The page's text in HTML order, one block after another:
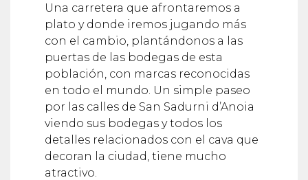
Una carretera que afrontaremos a
plato y donde iremos jugando más
con el cambio, plantándonos a las
puertas de las bodegas de esta
población, con marcas reconocidas
en todo el mundo. Un simple paseo
por las calles de San Sadurni d’Anoia
viendo sus bodegas y todos los
detalles relacionados con el cava que
decoran la ciudad, tiene mucho
atractivo.